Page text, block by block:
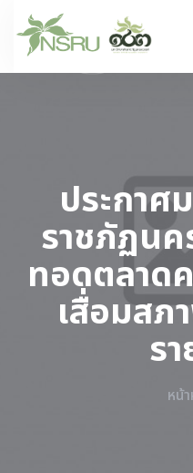
ประกาศ
ราชภัฏนค
ทอดตลาด
เสื่อมสภ
ร
หน้